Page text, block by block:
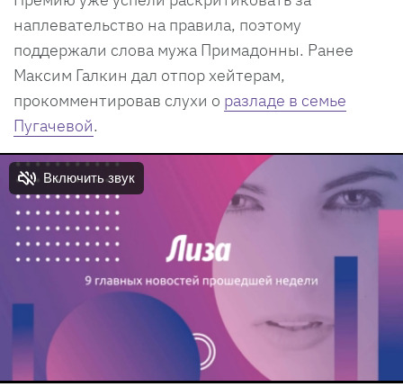
наплевательство на правила, поэтому
поддержали слова мужа Примадонны. Ранее
Максим Галкин дал отпор хейтерам,
прокомментировав слухи о разладе в семье
Пугачевой.